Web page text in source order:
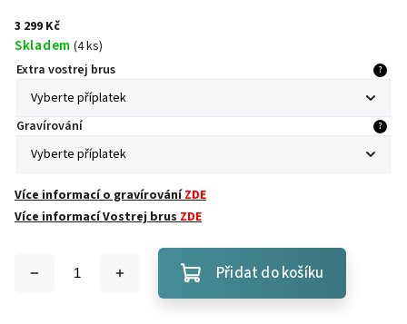
3 299 Kč
Skladem (4 ks)
Extra vostrej brus
?
Gravírování ?
Více informací o gravírováníZDE
Více informací Vostrej brusZDE
Přidat do košíku